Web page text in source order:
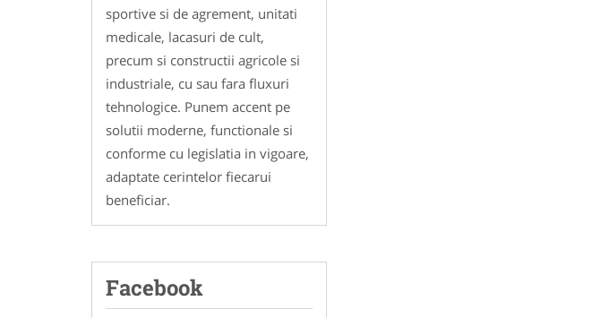
sportive si de agrement, unitati
medicale, lacasuri de cult,
precum si constructii agricole si
industriale, cu sau fara fluxuri
tehnologice. Punem accent pe
solutii moderne, functionale si
conforme cu legislatia in vigoare,
adaptate cerintelor fiecarui
beneficiar.
Facebook